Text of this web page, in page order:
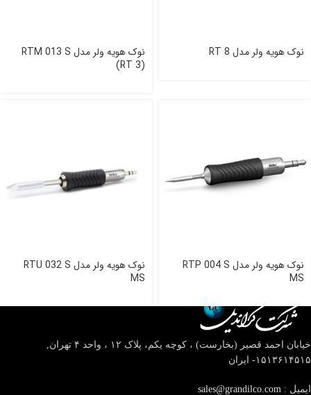
نوک هویه ولر مدل RT 8
نوک هویه ولر مدل RTM 013 S
(RT 3)
نوک هویه ولر مدل RTP 004 S
MS
نوک هویه ولر مدل RTU 032 S
MS
خیابان احمد قصیر (بخارست) ، کوچه یکم، پلاک ۱۲ ، واحد ۴
تهران,
۱۵۱۳۶۱۴۵۱۵- ایران
ایمیل : sales@grandilco.com